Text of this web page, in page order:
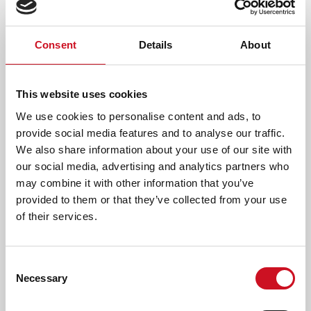
Consent Details About
This website uses cookies
We use cookies to personalise content and ads, to
provide social media features and to analyse our traffic.
We also share information about your use of our site with
our social media, advertising and analytics partners who
may combine it with other information that you’ve
provided to them or that they’ve collected from your use
of their services.
Selection
Necessary
LEES OOK
'HIJ IS NIET DOM, MAAR HEEFT GEWOON